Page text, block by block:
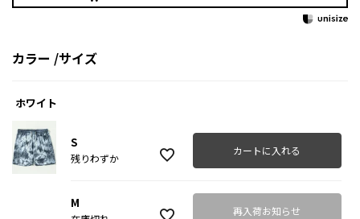
カラー サイズ
ホワイト
S
残りわずか
カートに入れる
M 再入荷お知らせ